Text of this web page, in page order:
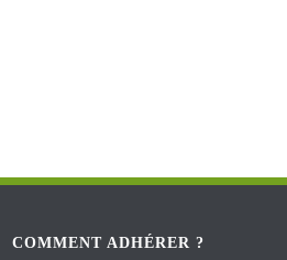
COMMENT ADHÉRER ?